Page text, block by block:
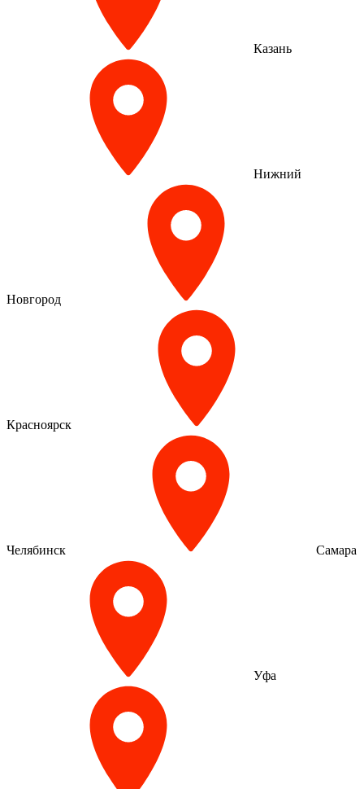
Казань
Нижний
Новгород
Красноярск
Челябинск Самара
Уфа